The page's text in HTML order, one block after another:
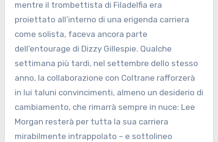
mentre il trombettista di Filadelfia era
proiettato all’interno di una erigenda carriera
come solista, faceva ancora parte
dell’entourage di Dizzy Gillespie. Qualche
settimana più tardi, nel settembre dello stesso
anno, la collaborazione con Coltrane rafforzerà
in lui taluni convincimenti, almeno un desiderio di
cambiamento, che rimarrà sempre in nuce: Lee
Morgan resterà per tutta la sua carriera
mirabilmente intrappolato – e sottolineo